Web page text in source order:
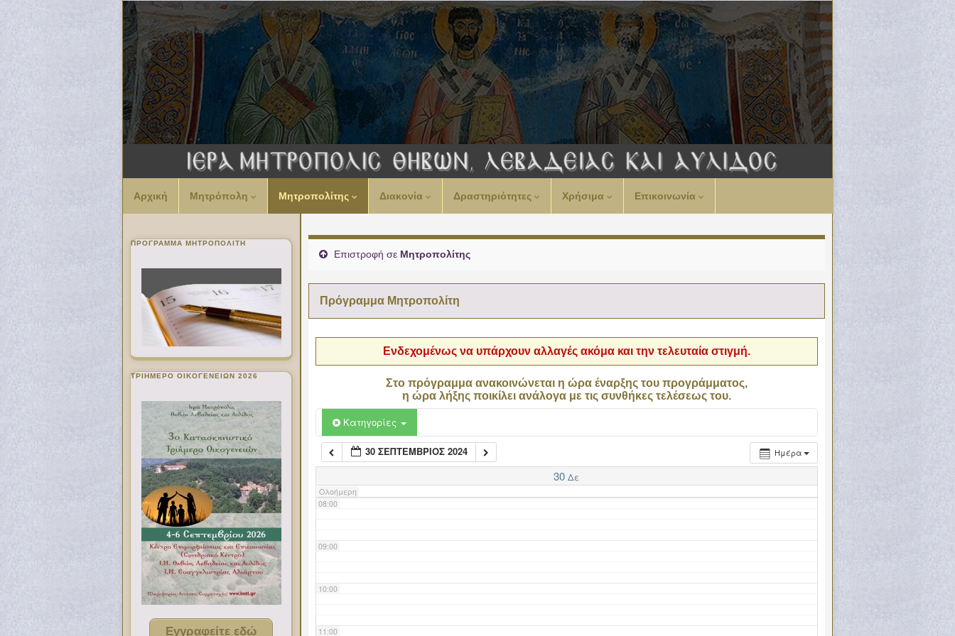
Αρχική Μητρόπολη Μητροπολίτης Διακονία Δραστηριότητες Χρήσιμα Επικοινωνία
Επιστροφή σε Μητροπολίτης
Πρόγραμμα Μητροπολίτη
Ενδεχομένως να υπάρχουν αλλαγές ακόμα και την τελευταία στιγμή.
Στο πρόγραμμα ανακοινώνεται η ώρα έναρξης του προγράμματος,
η ώρα λήξης ποικίλει ανάλογα με τις συνθήκες τελέσεως του.
Κατηγορίες
Ημέρα
30 ΣΕΠΤΈΜΒΡΙΟΣ 2024
30 Δε
Ολοήμερη
00:00
02:00
06:00
07:00
08:00
09:00
10:00
11:00
ΠΡΌΓΡΑΜΜΑ ΜΗΤΡΟΠΟΛΊΤΗ
ΤΡΙΗΜΕΡΟ ΟΙΚΟΓΕΝΕΙΩΝ 2026
Εγγραφείτε εδώ